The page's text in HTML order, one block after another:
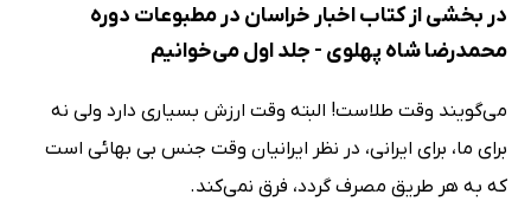
در بخشی از کتاب اخبار خراسان در مطبوعات دوره
محمدرضا شاه پهلوی - جلد اول می‌خوانیم
می‌گویند وقت طلاست! البته وقت ارزش بسیاری دارد ولی نه
برای ما، برای ایرانی، در نظر ایرانیان وقت جنس بی بهائی است
که به هر طریق مصرف گردد، فرق نمی‌کند.